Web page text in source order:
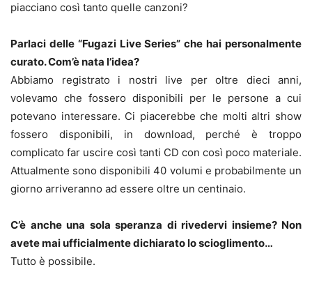
piacciano così tanto quelle canzoni?
Parlaci delle “Fugazi Live Series” che hai personalmente
curato. Com’è nata l’idea?
Abbiamo registrato i nostri live per oltre dieci anni,
volevamo che fossero disponibili per le persone a cui
potevano interessare. Ci piacerebbe che molti altri show
fossero disponibili, in download, perché è troppo
complicato far uscire così tanti CD con così poco materiale.
Attualmente sono disponibili 40 volumi e probabilmente un
giorno arriveranno ad essere oltre un centinaio.
C’è anche una sola speranza di rivedervi insieme? Non
avete mai ufficialmente dichiarato lo scioglimento…
Tutto è possibile.